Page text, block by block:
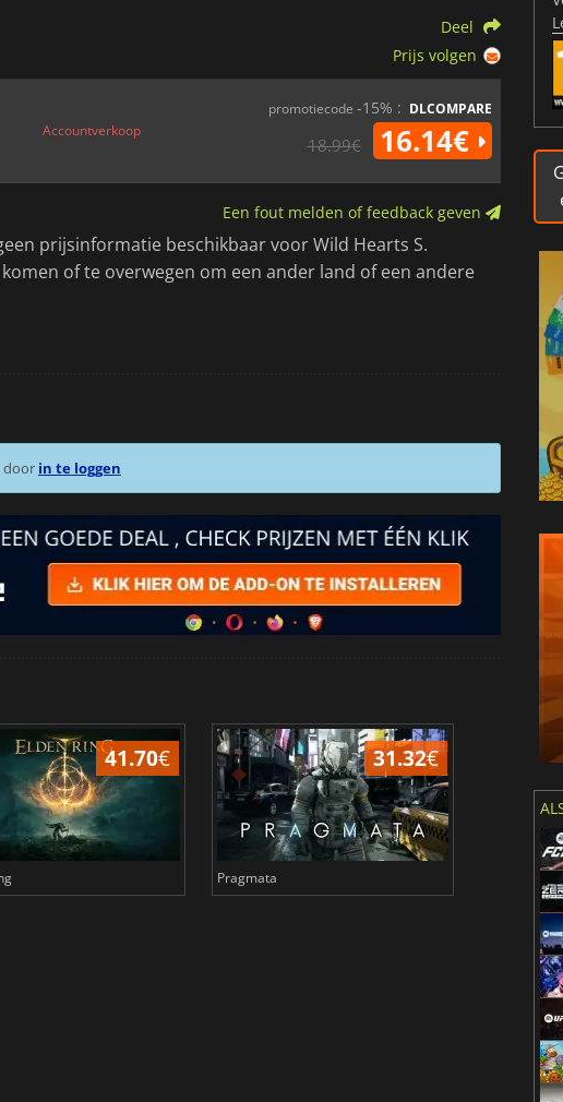
Voor fans van actie-RPG's en
snelle gevechten, strategisch
je nu solo op jacht gaat of
gameplay en bevredigende
Deel
Prijs volgen
Accountverkoop
promotiecode -15% : DLCOMPARE
18.99€ 16.14€
Een fout melden of feedback geven
prijsinformatie beschikbaar voor Wild Hearts S.
of te overwegen om een ander land of een andere
door in te loggen
41.70€ 31.32€
Pragmata Total War